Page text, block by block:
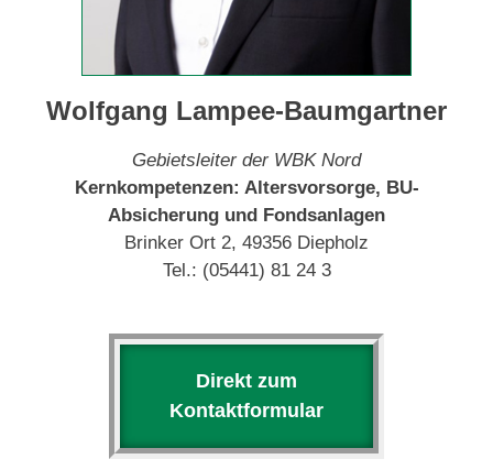
Wolfgang Lampee-Baumgartner
Gebietsleiter der WBK Nord
Kernkompetenzen: Altersvorsorge, BU-
Absicherung und Fondsanlagen
Brinker Ort 2, 49356 Diepholz
Tel.: (05441) 81 24 3
Direkt zum
Kontaktformular